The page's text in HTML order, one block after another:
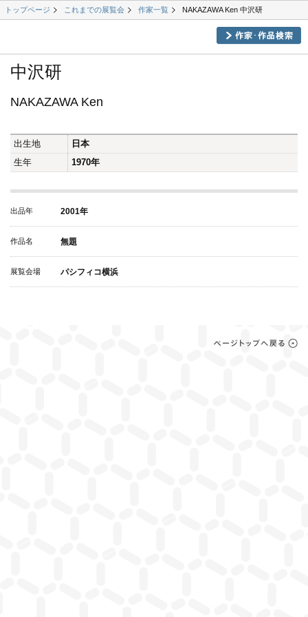
トップページ これまでの展覧会 作家一覧 NAKAZAWA Ken 中沢研
中沢研
NAKAZAWA Ken
出生地
日本
生年
1970年
出品年 2001年
作品名 無題
展覧会場 パシフィコ横浜